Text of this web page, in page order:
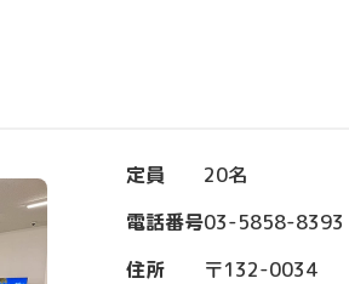
定員
20名
電話番号03-5858-8393
住所
〒132-0034